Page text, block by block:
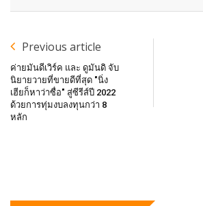
Previous article
ค่ายมันดีเวิร์ค และ ดูมันดิ จับ
นิยายวายที่ขายดีที่สุด "นิ่ง
เฮียก็หาว่าซื่อ" สู่ซีรีส์ปี 2022
ด้วยการทุ่มงบลงทุนกว่า 8
หลัก